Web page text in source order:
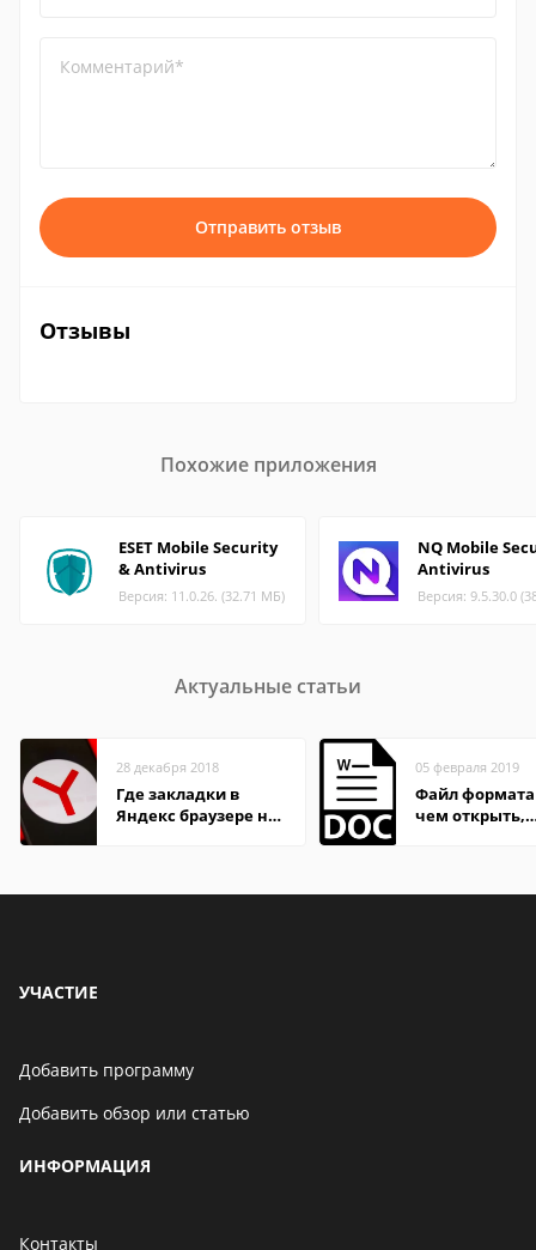
Комментарий*
Отправить отзыв
Отзывы
Похожие приложения
ESET Mobile Security
& Antivirus
Версия: 11.0.26. (32.71 МБ)
NQ Mobile
Antivirus
Версия: 9.5.30.0
Актуальные статьи
28 декабря 2018
Где закладки в
Яндекс браузере на
05 февраля 2019
Файл формата
чем открыть,
УЧАСТИЕ
Добавить программу
Добавить обзор или статью
ИНФОРМАЦИЯ
Контакты